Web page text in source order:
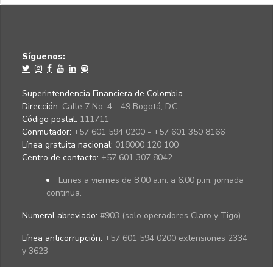
Síguenos:
Superintendencia Financiera de Colombia
Dirección: Calle 7 No. 4 - 49 Bogotá, D.C.
Código postal: 111711
Conmutador: +57 601 594 0200 - +57 601 350 8166
Línea gratuita nacional: 018000 120 100
Centro de contacto: +57 601 307 8042
Lunes a viernes de 8:00 a.m. a 6:00 p.m. jornada
continua.
Numeral abreviado: #903 (solo operadores Claro y Tigo)
Línea anticorrupción: +57 601 594 0200 extensiones 2334
y 3623